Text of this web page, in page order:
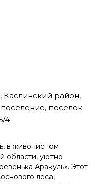
Каслинский район,
посёлок
4
в живописном
области, уютно
Аракуль». Этот
леса,